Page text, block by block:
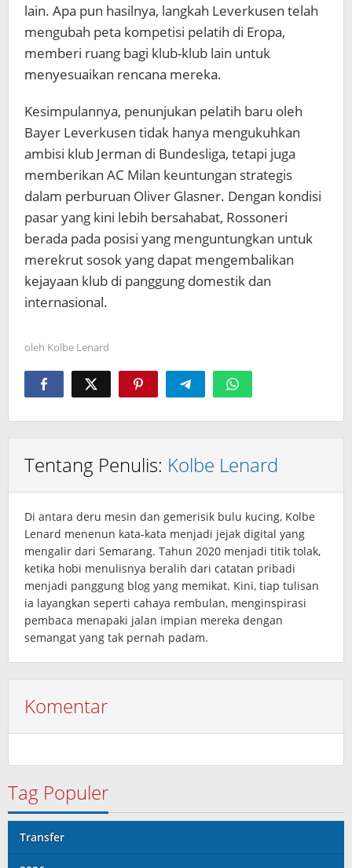
lain. Apa pun hasilnya, langkah Leverkusen telah
mengubah peta kompetisi pelatih di Eropa,
memberi ruang bagi klub-klub lain untuk
menyesuaikan rencana mereka.
Kesimpulannya, penunjukan pelatih baru oleh
Bayer Leverkusen tidak hanya mengukuhkan
ambisi klub Jerman di Bundesliga, tetapi juga
memberikan AC Milan keuntungan strategis
dalam perburuan Oliver Glasner. Dengan kondisi
pasar yang kini lebih bersahabat, Rossoneri
berada pada posisi yang menguntungkan untuk
merekrut sosok yang dapat mengembalikan
kejayaan klub di panggung domestik dan
internasional.
oleh Kolbe Lenard
Tentang Penulis: Kolbe Lenard
Di antara deru mesin dan gemerisik bulu kucing, Kolbe
Lenard menenun kata‑kata menjadi jejak digital yang
mengalir dari Semarang. Tahun 2020 menjadi titik tolak,
ketika hobi menulisnya beralih dari catatan pribadi
menjadi panggung blog yang memikat. Kini, tiap tulisan
ia layangkan seperti cahaya rembulan, menginspirasi
pembaca menapaki jalan impian mereka dengan
semangat yang tak pernah padam.
Komentar
Tag Populer
Transfer